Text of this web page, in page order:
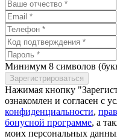
Минимум 8 символов
Нажимая кнопку
ознакомлен и согласен с
конфиденциальности,
бонусной программе, а
моих персональных